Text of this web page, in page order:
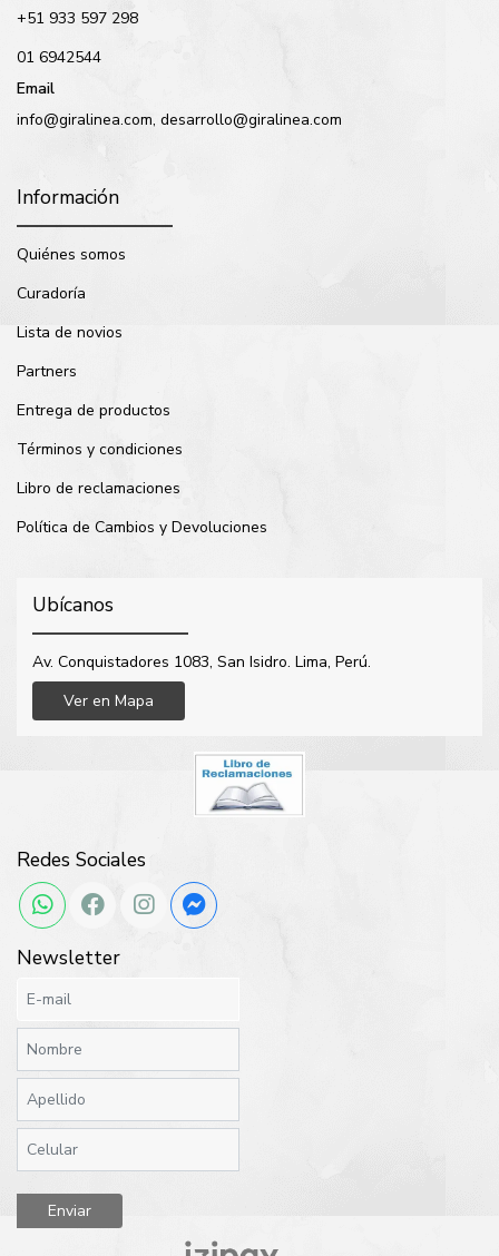
+51 933 597 298
01 6942544
Email
info@giralinea.com, desarrollo@giralinea.com
Información
Quiénes somos
Curadoría
Lista de novios
Partners
Entrega de productos
Términos y condiciones
Libro de reclamaciones
Política de Cambios y Devoluciones
Ubícanos
Av. Conquistadores 1083, San Isidro. Lima, Perú.
Ver en Mapa
Redes Sociales
Newsletter
Enviar